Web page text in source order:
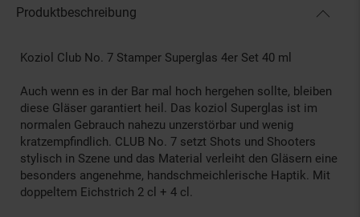
Produktbeschreibung
Koziol Club No. 7 Stamper Superglas 4er Set 40 ml
Auch wenn es in der Bar mal hoch hergehen sollte, bleiben
diese Gläser garantiert heil. Das koziol Superglas ist im
normalen Gebrauch nahezu unzerstörbar und wenig
kratzempfindlich. CLUB No. 7 setzt Shots und Shooters
stylisch in Szene und das Material verleiht den Gläsern eine
besonders angenehme, handschmeichlerische Haptik. Mit
doppeltem Eichstrich 2 cl + 4 cl.